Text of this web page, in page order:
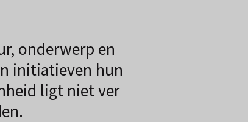
onderwerp en
initiatieven hun
ligt niet ver